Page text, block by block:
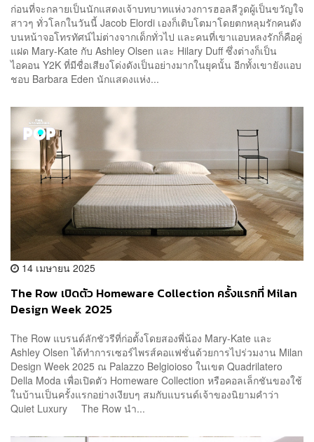
ก่อนที่จะกลายเป็นนักแสดงเจ้าบทบาทแห่งวงการฮอลลีวูดผู้เป็นขวัญใจ
สาวๆ ทั่วโลกในวันนี้ Jacob Elordi เองก็เติบโตมาโดยตกหลุมรักคนดัง
บนหน้าจอโทรทัศน์ไม่ต่างจากเด็กทั่วไป และคนที่เขาแอบหลงรักก็คือคู่
แฝด Mary-Kate กับ Ashley Olsen และ Hilary Duff ซึ่งต่างก็เป็น
ไอคอน Y2K ที่มีชื่อเสียงโด่งดังเป็นอย่างมากในยุคนั้น อีกทั้งเขายังแอบ
ชอบ Barbara Eden นักแสดงแห่ง...
14 เมษายน 2025
The Row เปิดตัว Homeware Collection ครั้งแรกที่ Milan
Design Week 2025
The Row แบรนด์ลักชัวรีที่ก่อตั้งโดยสองพี่น้อง Mary-Kate และ
Ashley Olsen ได้ทำการเซอร์ไพรส์คอแฟชั่นด้วยการไปร่วมงาน Milan
Design Week 2025 ณ Palazzo Belgioioso ในเขต Quadrilatero
Della Moda เพื่อเปิดตัว Homeware Collection หรือคอลเล็กชันของใช้
ในบ้านเป็นครั้งแรกอย่างเงียบๆ สมกับแบรนด์เจ้าของนิยามคำว่า
Quiet Luxury The Row นำ...